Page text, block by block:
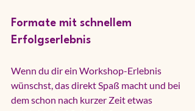
Formate mit schnellem
Erfolgserlebnis
Wenn du dir ein Workshop-Erlebnis
wünschst, das direkt Spaß macht und bei
dem schon nach kurzer Zeit etwas